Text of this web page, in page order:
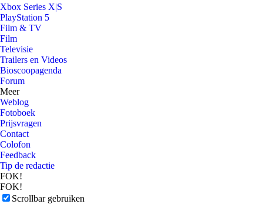
Xbox Series X|S
PlayStation 5
Film & TV
Film
Televisie
Trailers en Videos
Bioscoopagenda
Forum
Meer
Weblog
Fotoboek
Prijsvragen
Contact
Colofon
Feedback
Tip de redactie
FOK!
FOK!
Scrollbar gebruiken